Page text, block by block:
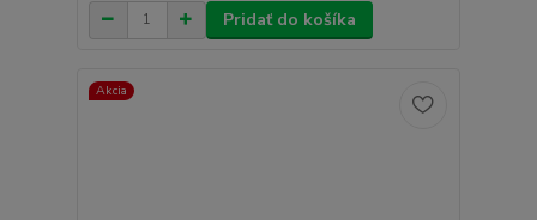
Pridať do košíka
Akcia